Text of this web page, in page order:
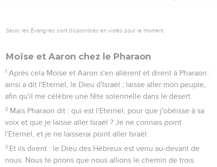
Seuls les Évangiles sont disponibles en vidéo pour le moment.
Moïse et Aaron chez le Pharaon
1 Après cela Moïse et Aaron s'en allèrent et dirent à Pharaon :
ainsi a dit l'Eternel, le Dieu d'Israël ; laisse aller mon peuple,
afin qu'il me célèbre une fête solennelle dans le désert.
2 Mais Pharaon dit : qui est l'Eternel, pour que j'obéisse à sa
voix et que je laisse aller Israël ? Je ne connais point
l'Eternel, et je ne laisserai point aller Israël.
3 Et ils dirent : le Dieu des Hébreux est venu au-devant de
nous. Nous te prions que nous allions le chemin de trois